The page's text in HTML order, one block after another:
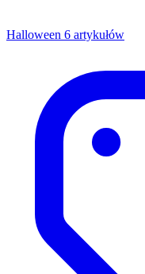
Halloween 6 artykułów